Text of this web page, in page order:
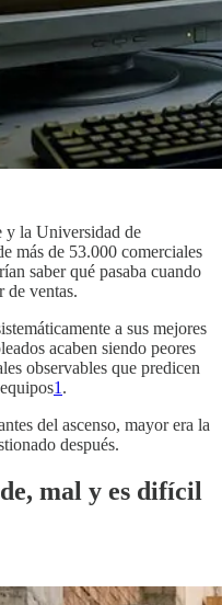
y la Universidad de
más de 53.000 comerciales
saber qué pasaba cuando
de ventas.
a sus mejores
acaben siendo peores
observables que predicen
1 .
del ascenso, mayor era la
después.
mal y es difícil